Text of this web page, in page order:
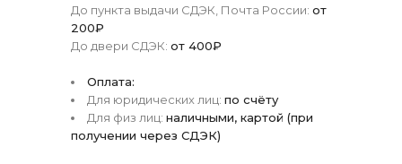
До пункта выдачи СДЭК, Почта России: от
200₽
До двери СДЭК: от 400₽
Оплата:
Для юридических лиц: по счёту
Для физ лиц: наличными, картой (при
получении через СДЭК)